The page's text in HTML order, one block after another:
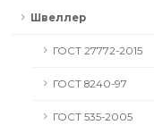
Швеллер
ГОСТ 27772-2015
ГОСТ 8240-97
ГОСТ 535-2005